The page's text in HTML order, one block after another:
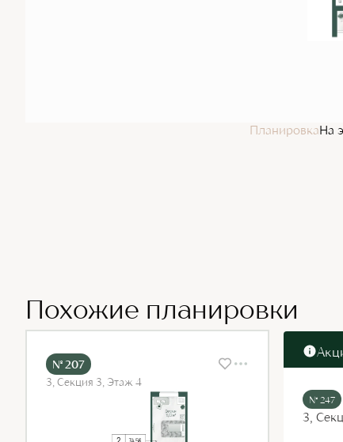
ПланировкаНа
Похожие планировки
№ 207
3, Секция 3, Этаж 4
№ 247
3,